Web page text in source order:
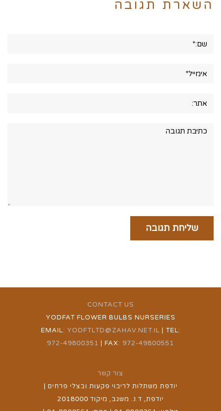
השארת תגובה
CONTACT US
YODFAT FLOWER BULBS NURSERIES
EMAIL: YODFTLTD@ZAHAV.NET.IL | TEL:
972-49800351 | FAX: 972-49800551
צור קשר
יודפת משתלות לריבוי פקעות ובצלי פרחים |
יודפת, ד.נ. משגב, מיקוד 2018000